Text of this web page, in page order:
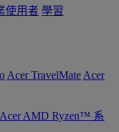
使用者 學習
Acer TravelMate Acer
Acer AMD Ryzen™ 系